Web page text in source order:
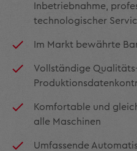
Inbetriebnahme,
technologischer
Im Markt bewährte
Vollständige
Komfortable und
alle Maschinen
Umfassende